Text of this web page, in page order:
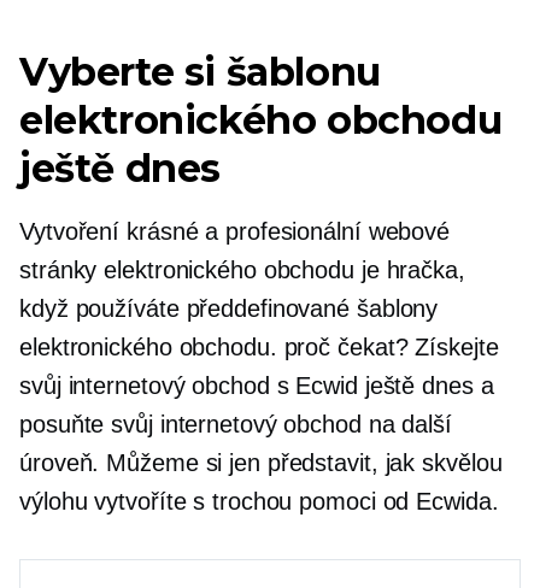
Vyberte si šablonu
elektronického obchodu
ještě dnes
Vytvoření krásné a profesionální webové
stránky elektronického obchodu je hračka,
když používáte předdefinované šablony
elektronického obchodu. proč čekat? Získejte
svůj internetový obchod s Ecwid ještě dnes a
posuňte svůj internetový obchod na další
úroveň. Můžeme si jen představit, jak skvělou
výlohu vytvoříte s trochou pomoci od Ecwida.